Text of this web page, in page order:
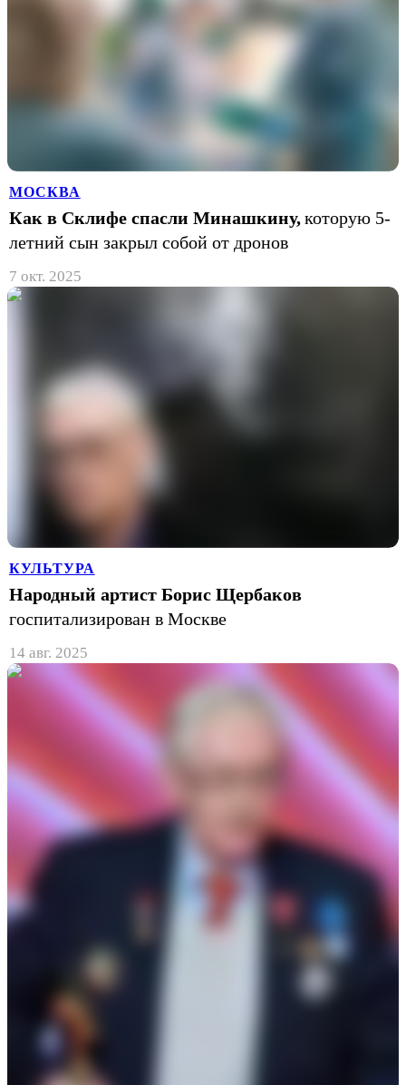
МОСКВА
Как в Склифе спасли Минашкину,которую 5-
летний сын закрыл собой от дронов
7 окт. 2025
КУЛЬТУРА
Народный артист Борис Щербаков
госпитализирован в Москве
14 авг. 2025